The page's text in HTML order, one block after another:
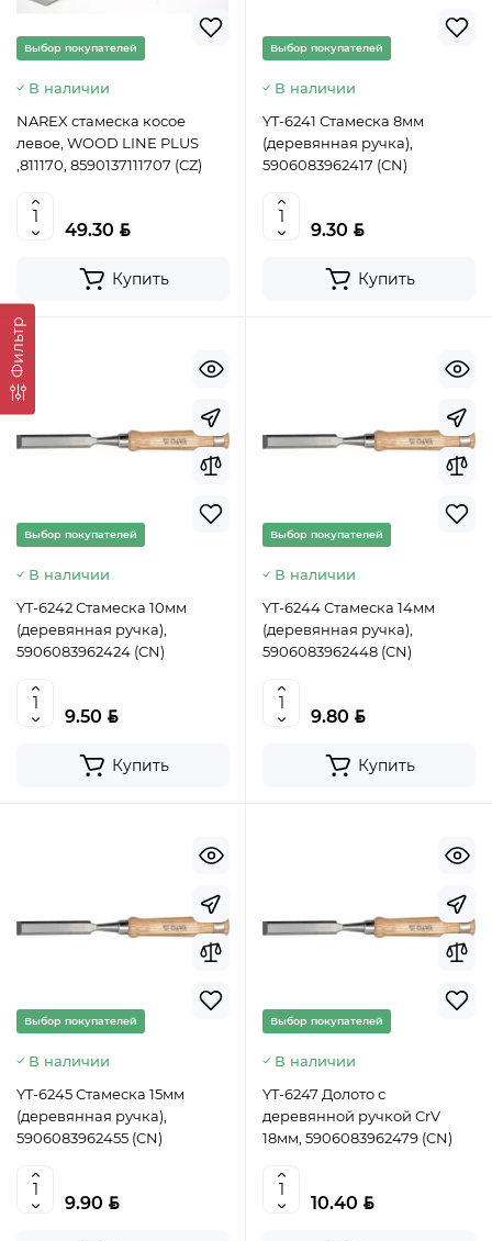
Фильтр
Выбор покупателей
В наличии
NAREX стамеска косое
левое, WOOD LINE PLUS
,811170, 8590137111707 (CZ)
49.30 BYN
Купить
Выбор покупателей
В наличии
YT-6241 Стамеска 8мм
(деревянная ручка),
5906083962417 (CN)
9.30 BYN
Купить
Выбор покупателей
В наличии
YT-6242 Стамеска 10мм
(деревянная ручка),
5906083962424 (CN)
9.50 BYN
Купить
Выбор покупателей
В наличии
YT-6244 Стамеска 14мм
(деревянная ручка),
5906083962448 (CN)
9.80 BYN
Купить
Выбор покупателей
В наличии
YT-6245 Стамеска 15мм
(деревянная ручка),
5906083962455 (CN)
9.90 BYN
Выбор покупателей
В наличии
YT-6247 Долото с
деревянной ручкой CrV
18мм, 5906083962479 (CN)
10.40 BYN